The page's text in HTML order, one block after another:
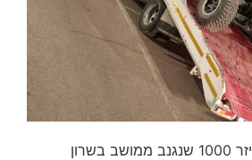
על המשאית עומד רייזר 1000 שנגנב ממושב בשרון